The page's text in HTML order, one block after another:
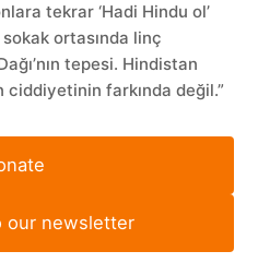
tekrar ‘Hadi Hindu ol’
ortasında linç
tepesi. Hindistan
ciddiyetinin farkında değil.”
our newsletter